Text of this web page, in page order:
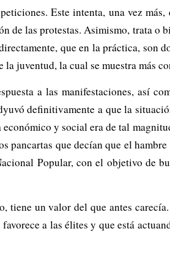
Este intenta, una vez
las protestas. Asimismo, trata o
que en la práctica, son
juventud, la cual se muestra más
a las manifestaciones, así
definitivamente a que la
y social era de tal
que decían que el
Popular, con el objetivo de
un valor del que antes
a las élites y que está